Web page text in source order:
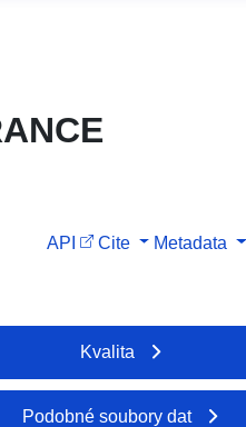
API Cite Metadata
Kvalita
Podobné soubory dat